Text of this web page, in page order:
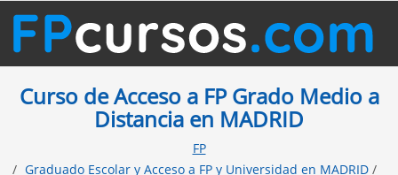
Curso de Acceso a FP Grado Medio a
Distancia en MADRID
FP
Graduado Escolar y Acceso a FP y Universidad en MADRID /